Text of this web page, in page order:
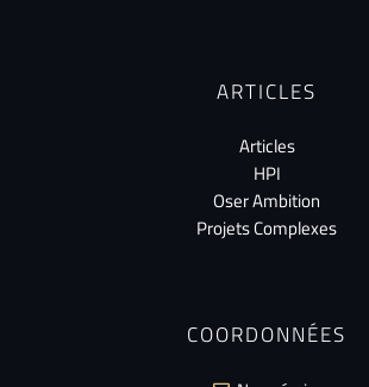
ARTICLES
Articles
HPI
Oser Ambition
Projets Complexes
COORDONNÉES